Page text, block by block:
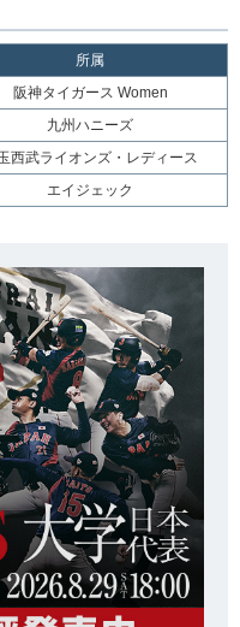
所属
阪神タイガース Women
九州ハニーズ
西武ライオンズ・レディース
エイジェック